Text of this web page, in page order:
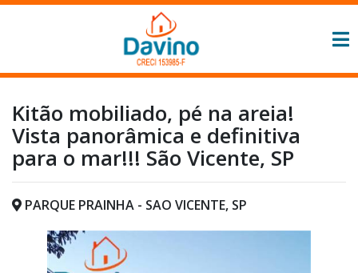
Kitão mobiliado, pé na areia!
Vista panorâmica e definitiva
para o mar!!! São Vicente, SP
PARQUE PRAINHA - SAO VICENTE, SP